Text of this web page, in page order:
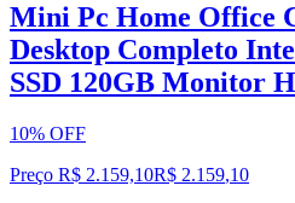
Mini Pc Home Office
Desktop Completo
SSD 120GB Monitor
10% OFF
Preço R$ 2.159,10R$ 2.159,10